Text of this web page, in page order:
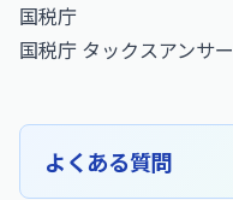
国税庁
国税庁 タックスアンサー
よくある質問